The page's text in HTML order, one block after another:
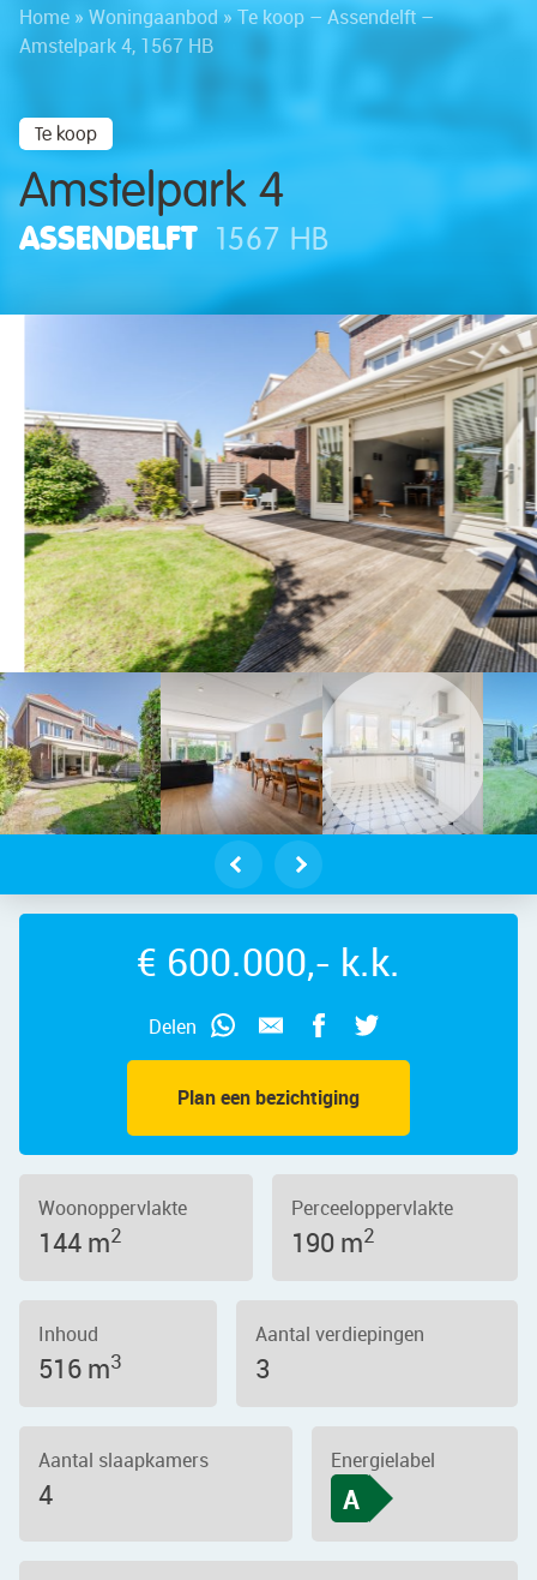
Home » Woningaanbod » Te koop – Assendelft –
Amstelpark 4, 1567 HB
Te koop
Amstelpark 4
ASSENDELFT 1567 HB
– Amstelpark 4, 1567 HB –
Plan een bezichtiging
Delen
€ 600.000,- k.k.
Woonoppervlakte
144 m2
Perceeloppervlakte
190 m2
Inhoud
516 m3
Aantal verdiepingen
3
Aantal slaapkamers
4
Energielabel
A